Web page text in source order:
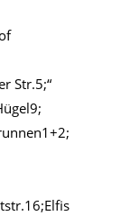
Str.5;“